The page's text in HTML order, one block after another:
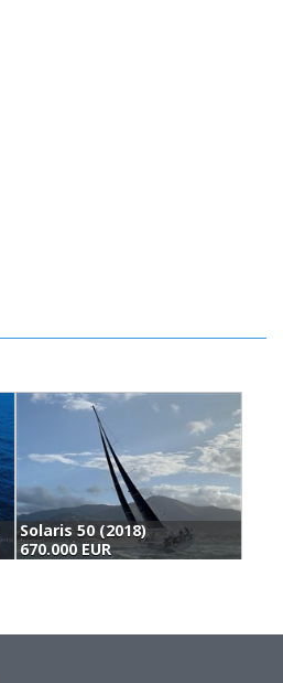
Solaris 50 (2018)
670.000 EUR